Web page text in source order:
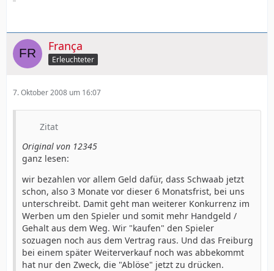
França
Erleuchteter
7. Oktober 2008 um 16:07
Zitat
Original von 12345
ganz lesen:
wir bezahlen vor allem Geld dafür, dass Schwaab jetzt
schon, also 3 Monate vor dieser 6 Monatsfrist, bei uns
unterschreibt. Damit geht man weiterer Konkurrenz im
Werben um den Spieler und somit mehr Handgeld /
Gehalt aus dem Weg. Wir "kaufen" den Spieler
sozuagen noch aus dem Vertrag raus. Und das Freiburg
bei einem später Weiterverkauf noch was abbekommt
hat nur den Zweck, die "Ablöse" jetzt zu drücken.